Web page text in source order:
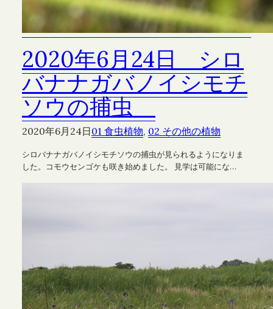
2020年6月24日 シロ
バナナガバノイシモチ
ソウの捕虫
2020年6月24日01 食虫植物, 02 その他の植物
シロバナナガバノイシモチソウの捕虫が見られるようになりま
した。コモウセンゴケも咲き始めました。 見学は可能にな…